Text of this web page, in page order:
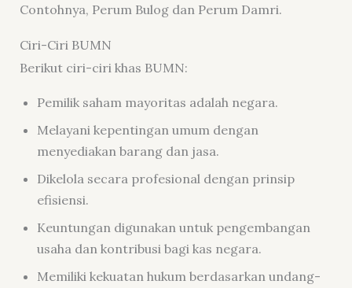
Contohnya, Perum Bulog dan Perum Damri.
Ciri-Ciri BUMN
Berikut ciri-ciri khas BUMN:
Pemilik saham mayoritas adalah negara.
Melayani kepentingan umum dengan
menyediakan barang dan jasa.
Dikelola secara profesional dengan prinsip
efisiensi.
Keuntungan digunakan untuk pengembangan
usaha dan kontribusi bagi kas negara.
Memiliki kekuatan hukum berdasarkan undang-